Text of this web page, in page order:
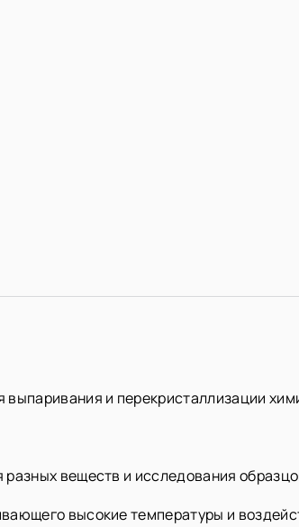
и перекристаллизации
веществ и исследования
высокие температуры и